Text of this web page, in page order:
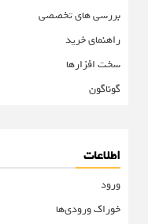
بررسی های تخصصی
راهنمای خرید
سخت افزارها
گوناگون
اطلاعات
ورود
خوراک ورودی‌ها